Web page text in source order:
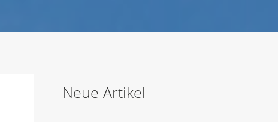
Neue Artikel